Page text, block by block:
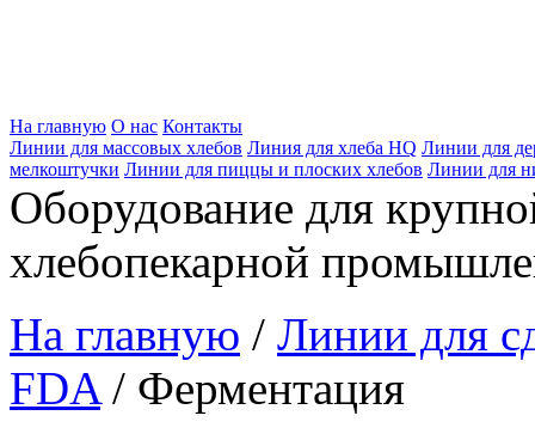
На главную О нас Контакты
Линии для массовых хлебов Линия для хлеба HQ Линии для
мелкоштучки Линии для пиццы и плоских хлебов Линии для
Оборудование для
хлебопекарной
На главную / Линии для
FDA/ Ферментация